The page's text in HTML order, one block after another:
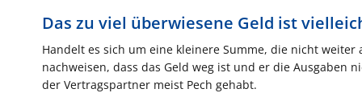
Das zu viel überwiesene Geld ist
Handelt es sich um eine kleinere Summe, die nicht
nachweisen, dass das Geld weg ist und er die
der Vertragspartner meist Pech gehabt.